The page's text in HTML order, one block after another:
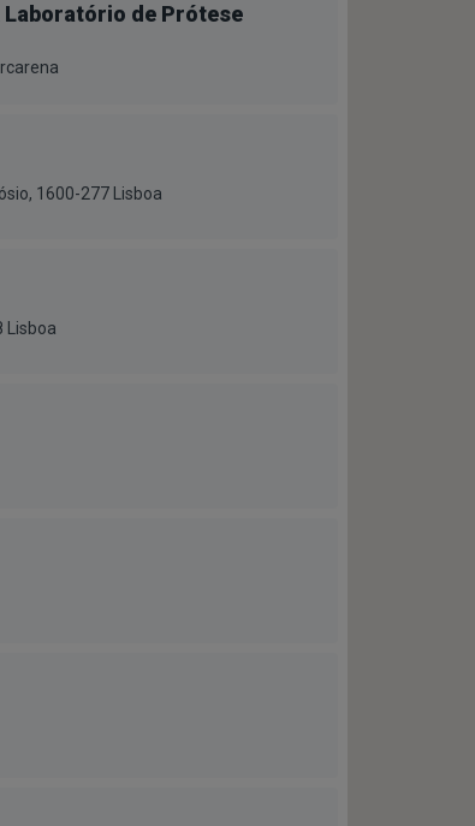
Laboratório de Prótese
1600-277 Lisboa
Lisboa